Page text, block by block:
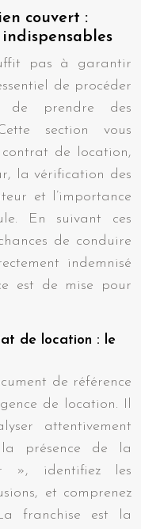
couvert :
pas à garantir
de procéder
de prendre des
section vous
de location,
la vérification des
et l’importance
En suivant ces
de conduire
indemnisé
est de mise pour
de location : le
de référence
de location. Il
attentivement
présence de la
», identifiez les
et comprenez
franchise est la